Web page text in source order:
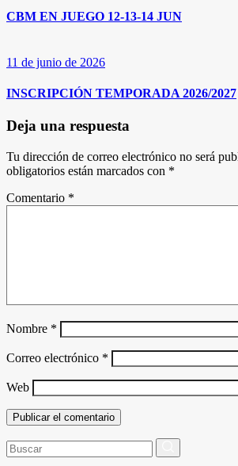
CBM EN JUEGO 12-13-14 JUN
11 de junio de 2026
INSCRIPCIÓN TEMPORADA 2026/2027
Deja una respuesta
Tu dirección de correo electrónico no será
obligatorios están marcados con *
Comentario *
Nombre *
Correo electrónico *
Web
Buscar
por: